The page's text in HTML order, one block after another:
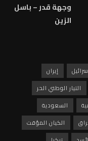
وجهة قدر – باسل
الزين
إيران
التيار الوطني الحر
السعودية
الكيان المؤقت